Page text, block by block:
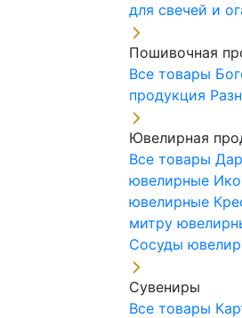
для свечей и
Пошивочная
Все товары
продукция
Ювелирная
Все товары
ювелирные
ювелирные
митру
Сосуды
Сувениры
Все товары